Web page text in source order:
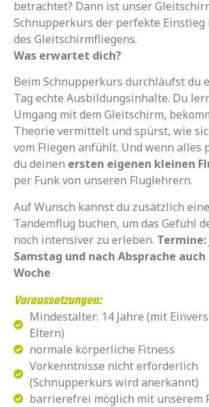
betrachtet? Dann ist unser
Schnupperkurs der perfekte Einstieg
Was erwartet dich?
Beim Schnupperkurs durchläufst du
Tag echte Ausbildungsinhalte. Du
Umgang mit dem Gleitschirm,
Theorie vermittelt und spürst, wie
vom Fliegen anfühlt. Und wenn alles
du deinen ersten eigenen kleinen
per Funk von unseren Fluglehrern.
Auf Wunsch kannst du zusätzlich
Tandemflug buchen, um das Gefühl
noch intensiver zu erleben.
Samstag und nach Absprache
Woche
Voraussetzungen:
Mindestalter: 14 Jahre (mit
Eltern)
normale körperliche Fitness
Vorkenntnisse nicht erforderlich
(Schnupperkurs wird anerkannt)
barrierefrei möglich mit unserem